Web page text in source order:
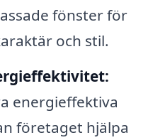
fönster för
och stil.
energieffektiva
företaget hjälpa